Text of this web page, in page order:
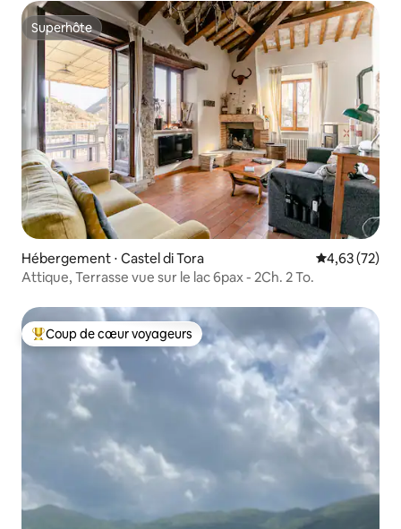
Superhôte
Superhôte
Hébergement ⋅ Castel di Tora Évaluation
4,63 (72)
Attique, Terrasse vue sur le lac 6pax - 2Ch. 2 To.
Coups de cœur voyageurs les plus appréciés
Coup de cœur voyageurs